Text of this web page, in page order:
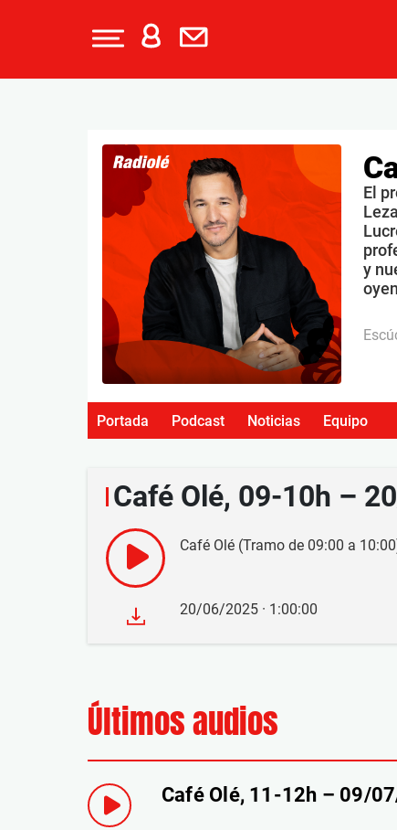
El
y
Portada Podcast Noticias Equipo
Café Olé, 09-10h –
Café Olé (Tramo de 09:00 a
20/06/2025 · 1:00:00
Últimos audios
Café Olé, 11-12h – 09/